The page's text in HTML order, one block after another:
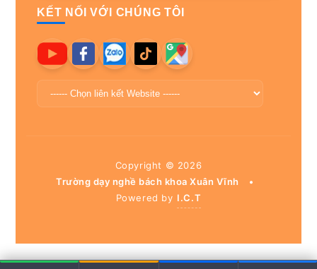
KẾT NỐI VỚI CHÚNG TÔI
Copyright © 2026
Trường dạy nghề bách khoa Xuân Vĩnh
•
Powered by I.C.T